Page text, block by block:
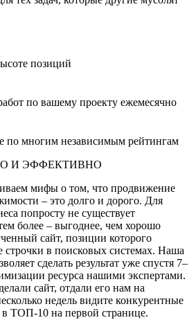
позиций
по вашему проекту ежемесячно
по многим независимым рейтингам
И ЭФФЕКТИВНО
мифы о том, что продвижение
– это долго и дорого. Для
попросту не существует
более – выгоднее, чем хорошо
сайт, позиции которого
строчки в поисковых системах. Наша
сделать результат уже спустя 7–
ресурса нашими экспертами.
сайт, отдали его нам на
недель видите конкурентные
ТОП-10 на первой странице.